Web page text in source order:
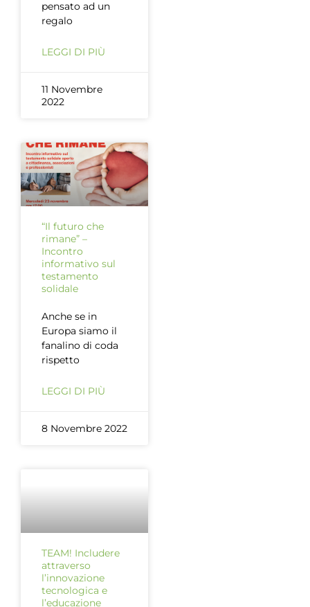
pensato ad un
regalo
LEGGI DI PIÙ
11 Novembre
2022
“Il futuro che
rimane” –
Incontro
informativo sul
testamento
solidale
Anche se in
Europa siamo il
fanalino di coda
rispetto
LEGGI DI PIÙ
8 Novembre 2022
TEAM! Includere
attraverso
l’innovazione
tecnologica e
l’educazione